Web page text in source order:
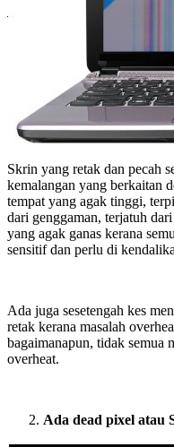
Skrin yang retak dan pecah
kemalangan yang berkaitan
tempat yang agak tinggi,
dari genggaman, terjatuh
yang agak ganas kerana
sensitif dan perlu di
Ada juga sesetengah kes
retak kerana masalah
bagaimanapun, tidak semua
overheat.
Ada dead pixel atau